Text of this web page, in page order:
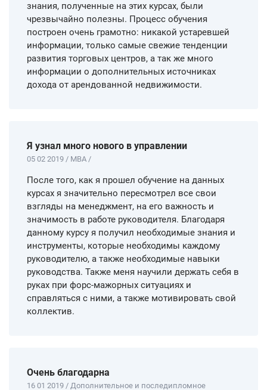
знания, полученные на этих курсах, были
чрезвычайно полезны. Процесс обучения
построен очень грамотно: никакой устаревшей
информации, только самые свежие тенденции
развития торговых центров, а так же много
информации о дополнительных источниках
дохода от арендованной недвижимости.
Я узнал много нового в управлении
05 02 2019 / MBA /
После того, как я прошел обучение на данных
курсах я значительно пересмотрел все свои
взгляды на менеджмент, на его важность и
значимость в работе руководителя. Благодаря
данному курсу я получил необходимые знания и
инструменты, которые необходимы каждому
руководителю, а также необходимые навыки
руководства. Также меня научили держать себя в
руках при форс-мажорных ситуациях и
справляться с ними, а также мотивировать свой
коллектив.
Очень благодарна
16 01 2019 / Дополнительное и последипломное